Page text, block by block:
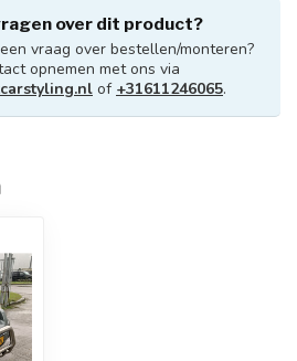
over dit product?
vraag over bestellen/monteren?
opnemen met ons via
of +31611246065.